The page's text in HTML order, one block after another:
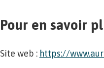
Pour en savoir
Site web : https://